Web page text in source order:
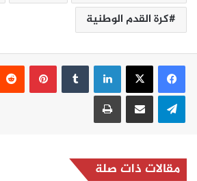
كرة القدم الوطنية
لينكدإن
تيلقرام مشاركة عبر البريد طباعة
مقالات ذات صلة